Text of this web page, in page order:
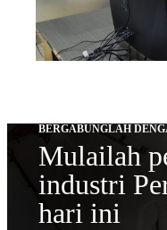
BERGABUNGLAH
Mulailah
industri
hari ini